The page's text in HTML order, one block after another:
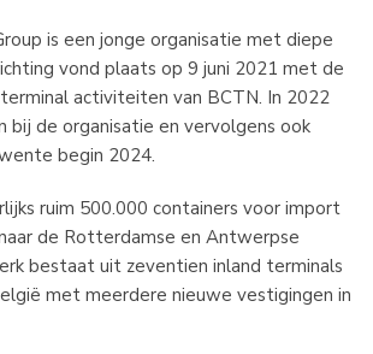
is een jonge organisatie met diepe
vond plaats op 9 juni 2021 met de
activiteiten van BCTN. In 2022
bij de organisatie en vervolgens ook
begin 2024.
ruim 500.000 containers voor import
de Rotterdamse en Antwerpse
bestaat uit zeventien inland terminals
met meerdere nieuwe vestigingen in